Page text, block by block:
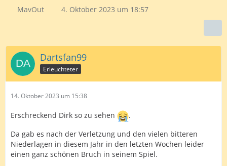
MavOut 4. Oktober 2023 um 18:57
Dartsfan99
Erleuchteter
14. Oktober 2023 um 15:38
Erschreckend Dirk so zu sehen
.
Da gab es nach der Verletzung und den vielen bitteren
Niederlagen in diesem Jahr in den letzten Wochen leider
einen ganz schönen Bruch in seinem Spiel.